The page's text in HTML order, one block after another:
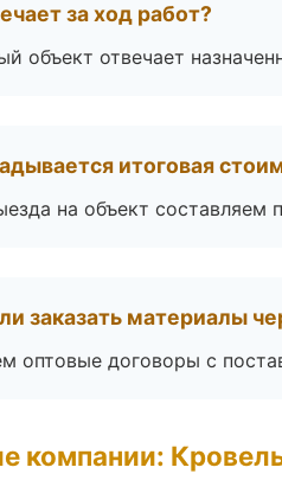
за ход работ?
объект отвечает
итоговая
на объект
заказать материалы
оптовые договоры с
компании: